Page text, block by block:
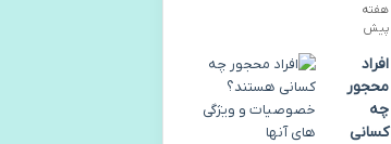
هفته
پیش
افراد
محجور
چه
کسانی